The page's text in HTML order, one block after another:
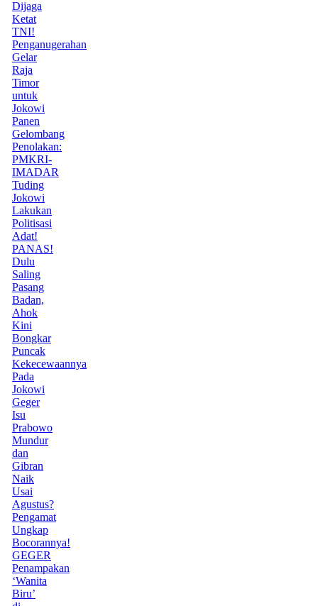
Dijaga
Ketat
TNI!
Penganugerahan
Gelar
Raja
Timor
untuk
Jokowi
Panen
Gelombang
Penolakan:
PMKRI-
IMADAR
Tuding
Jokowi
Lakukan
Politisasi
Adat!
PANAS!
Dulu
Saling
Pasang
Badan,
Ahok
Kini
Bongkar
Puncak
Kekecewaannya
Pada
Jokowi
Geger
Isu
Prabowo
Mundur
dan
Gibran
Naik
Usai
Agustus?
Pengamat
Ungkap
Bocorannya!
GEGER
Penampakan
‘Wanita
Biru’